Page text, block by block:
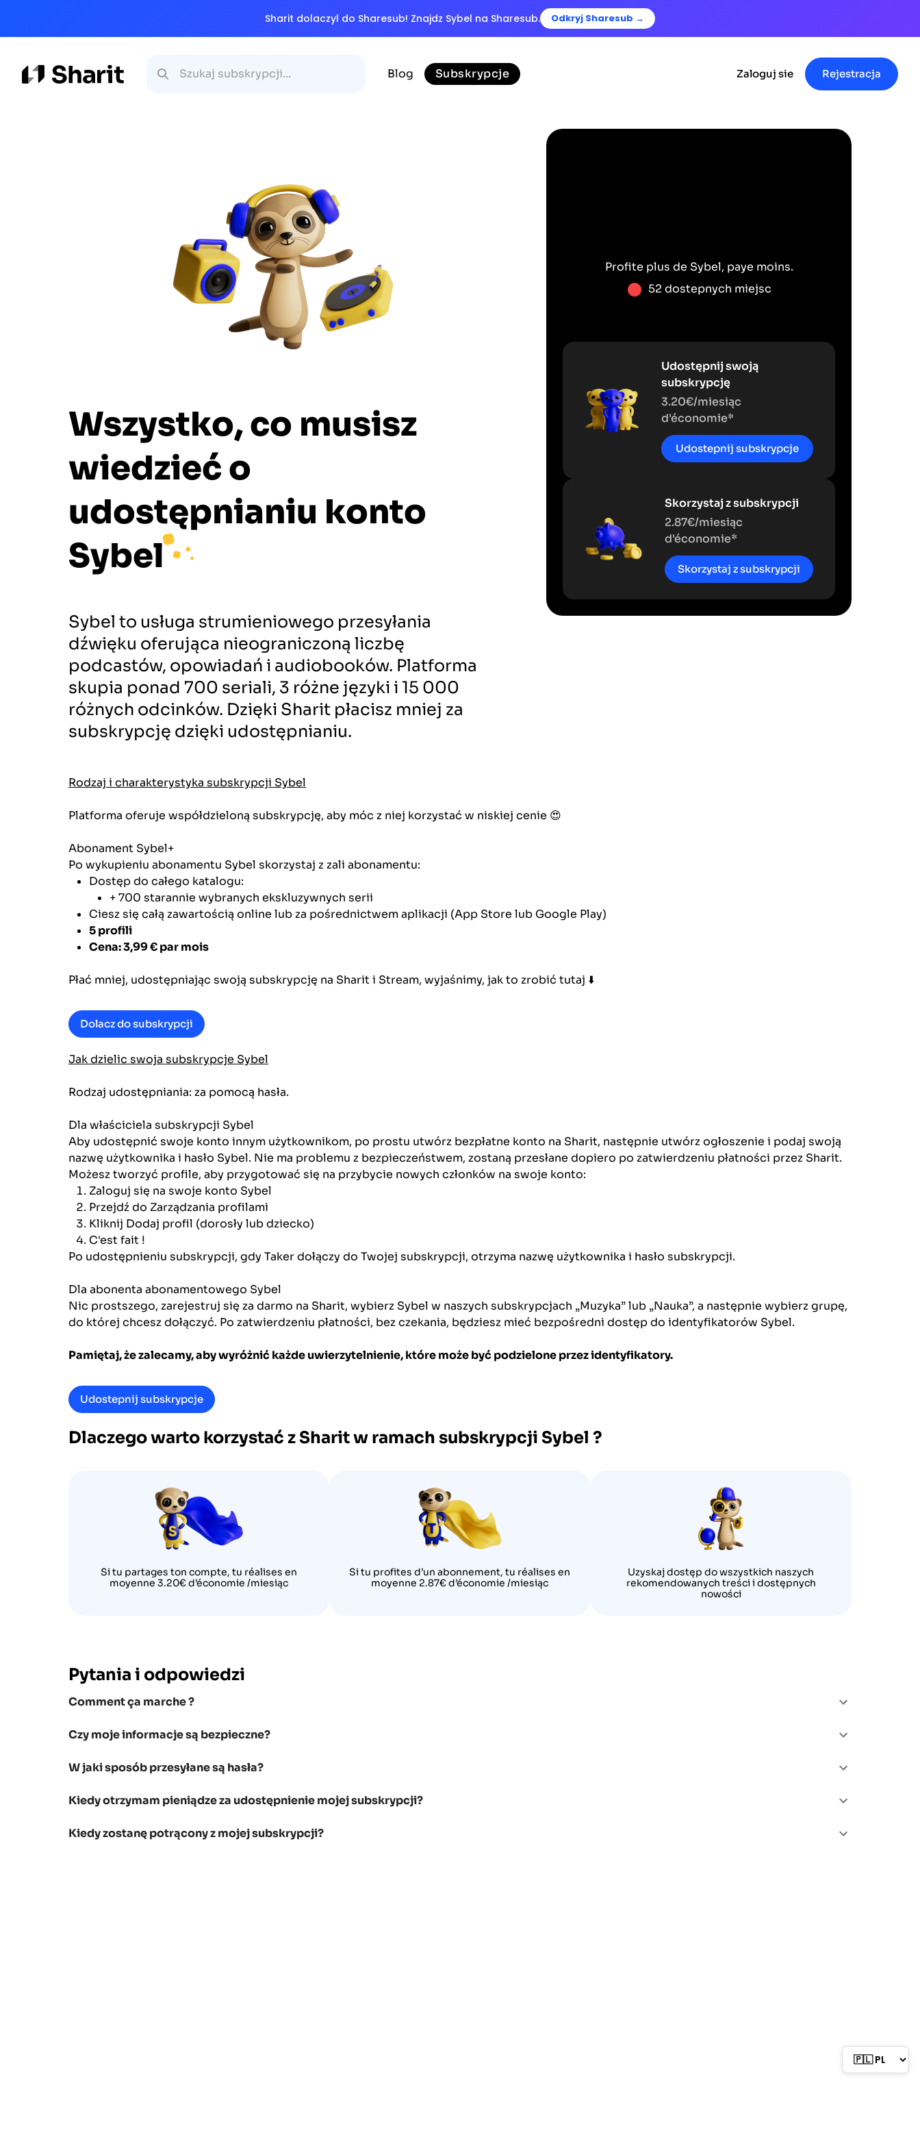
Sharit dolaczyl do Sharesub! Znajdz Sybel na Sharesub. Odkryj Sharesub →
Blog Subskrypcje Zaloguj sie Rejestracja
Wszystko, co musisz
wiedzieć o
udostępnianiu konto
Sybel
Sybel to usługa strumieniowego przesyłania
dźwięku oferująca nieograniczoną liczbę
podcastów, opowiadań i audiobooków. Platforma
skupia ponad 700 seriali, 3 różne języki i 15 000
różnych odcinków. Dzięki Sharit płacisz mniej za
subskrypcję dzięki udostępnianiu.
Profite plus de Sybel, paye moins.
52 dostepnych miejsc
Udostępnij swoją
subskrypcję
3.20€/miesiąc
d'économie*
Udostepnij subskrypcje
Skorzystaj z subskrypcji
2.87€/miesiąc
d'économie*
Skorzystaj z subskrypcji
Rodzaj i charakterystyka subskrypcji Sybel
Platforma oferuje współdzieloną subskrypcję, aby móc z niej korzystać w niskiej cenie 😍
Abonament Sybel+
Po wykupieniu abonamentu Sybel skorzystaj z zali abonamentu:
Dostęp do całego katalogu:
+ 700 starannie wybranych ekskluzywnych serii
Ciesz się całą zawartością online lub za pośrednictwem aplikacji (App Store lub Google Play)
5 profili
Cena: 3,99 €par mois
Płać mniej, udostępniając swoją subskrypcję na Sharit i Stream, wyjaśnimy, jak to zrobić tutaj ⬇️
Dolacz do subskrypcji
Jak dzielic swoja subskrypcje Sybel
Rodzaj udostępniania: za pomocą hasła.
Dla właściciela subskrypcji Sybel
Aby udostępnić swoje konto innym użytkownikom, po prostu utwórz bezpłatne konto na Sharit, następnie utwórz ogłoszenie i podaj swoją
nazwę użytkownika i hasło Sybel. Nie ma problemu z bezpieczeństwem, zostaną przesłane dopiero po zatwierdzeniu płatności przez Sharit.
Możesz tworzyć profile, aby przygotować się na przybycie nowych członków na swoje konto:
Zaloguj się na swoje konto Sybel
Przejdź do Zarządzania profilami
Kliknij Dodaj profil (dorosły lub dziecko)
C'est fait !
Po udostępnieniu subskrypcji, gdy Taker dołączy do Twojej subskrypcji, otrzyma nazwę użytkownika i hasło subskrypcji.
Dla abonenta abonamentowego Sybel
Nic prostszego, zarejestruj się za darmo na Sharit, wybierz Sybel w naszych subskrypcjach „Muzyka” lub „Nauka”, a następnie wybierz grupę,
do której chcesz dołączyć. Po zatwierdzeniu płatności, bez czekania, będziesz mieć bezpośredni dostęp do identyfikatorów Sybel.
Pamiętaj, że zalecamy, aby wyróżnić każde uwierzytelnienie, które może być podzielone przez identyfikatory.
Udostepnij subskrypcje
Dlaczego warto korzystać z Sharit w ramach subskrypcji Sybel ?
Si tu partages ton compte, tu réalises en
moyenne 3.20€ d’économie /miesiąc
Si tu profites d’un abonnement, tu réalises en
moyenne 2.87€ d’économie /miesiąc
Uzyskaj dostęp do wszystkich naszych
rekomendowanych treści i dostępnych
nowości
Pytania i odpowiedzi
Comment ça marche ?
Czy moje informacje są bezpieczne?
W jaki sposób przesyłane są hasła?
Kiedy otrzymam pieniądze za udostępnienie mojej subskrypcji?
Kiedy zostanę potrącony z mojej subskrypcji?